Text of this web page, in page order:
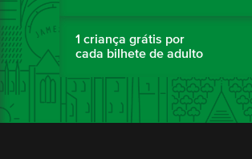
1 criança grátis por
cada bilhete de adulto